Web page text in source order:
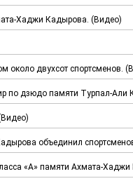
Хаджи Кадырова. (Видео)
около двухсот спортсменов.
по дзюдо памяти Турпал-Али
объединил
«А» памяти Ахмата-